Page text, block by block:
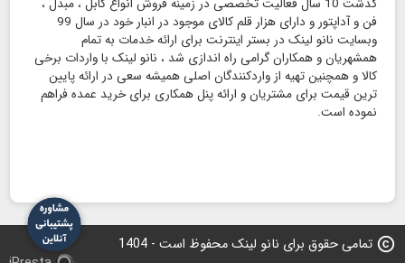
گذشت 10 سال فعالیت تخصصی در زمینه فروش انواع کابل ، مبدل ،
فن و آداپتور و دارای هزار قلم کالای موجود در انبار خود در سال 99
وبسایت نانو لینک در بستر اینترنت برای ارائه خدمات به تمام
همشهریان و همکاران گرامی راه اندازی شد ، نانو لینک با واردات برخی
کالا و همچنین تهیه از واردکنندگان اصلی همیشه سعی در ارائه پایین
ترین قیمت برای مشتریان و ارائه پنل همکاری برای خرید عمده فراهم
نموده است.
copyright تمامی حقوق برای نانو لینک محفوظ است - 1404